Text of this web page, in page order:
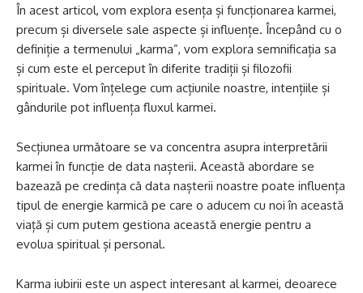
În acest articol, vom explora esența și funcționarea karmei,
precum și diversele sale aspecte și influențe. Începând cu o
definiție a termenului „karma”, vom explora semnificația sa
și cum este el perceput în diferite tradiții și filozofii
spirituale. Vom înțelege cum acțiunile noastre, intențiile și
gândurile pot influența fluxul karmei.
Secțiunea următoare se va concentra asupra interpretării
karmei în funcție de data nașterii. Această abordare se
bazează pe credința că data nașterii noastre poate influența
tipul de energie karmică pe care o aducem cu noi în această
viață și cum putem gestiona această energie pentru a
evolua spiritual și personal.
Karma iubirii este un aspect interesant al karmei, deoarece